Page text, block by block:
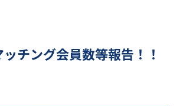
チング会員数等報告！！